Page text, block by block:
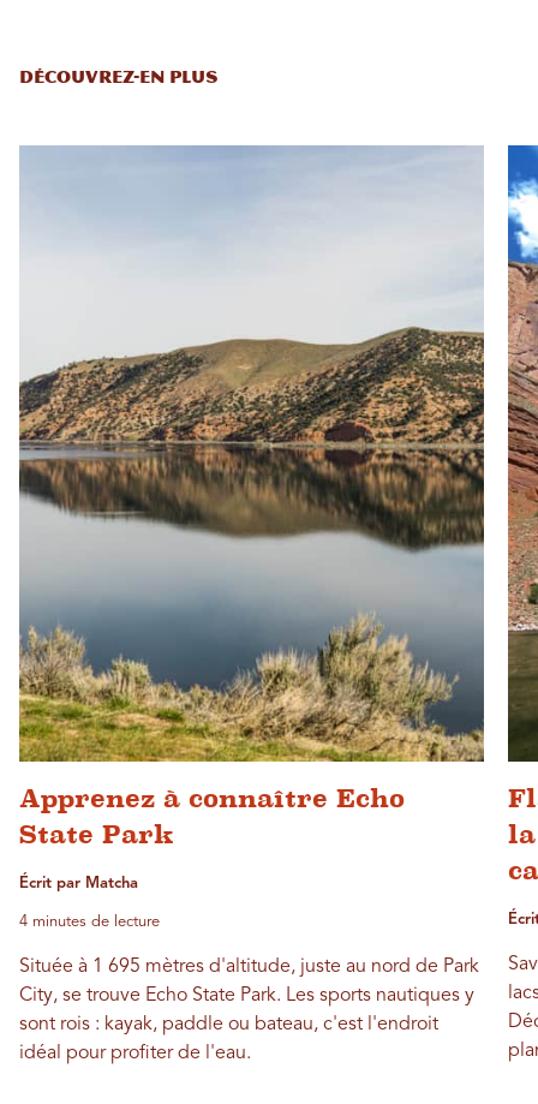
DÉCOUVREZ-EN PLUS
Apprenez à connaître Echo
State Park
Écrit par Matcha
4 minutes de lecture
Située à 1 695 mètres d'altitude, juste au nord de Park
City, se trouve Echo State Park. Les sports nautiques y
sont rois : kayak, paddle ou bateau, c'est l'endroit
idéal pour profiter de l'eau.